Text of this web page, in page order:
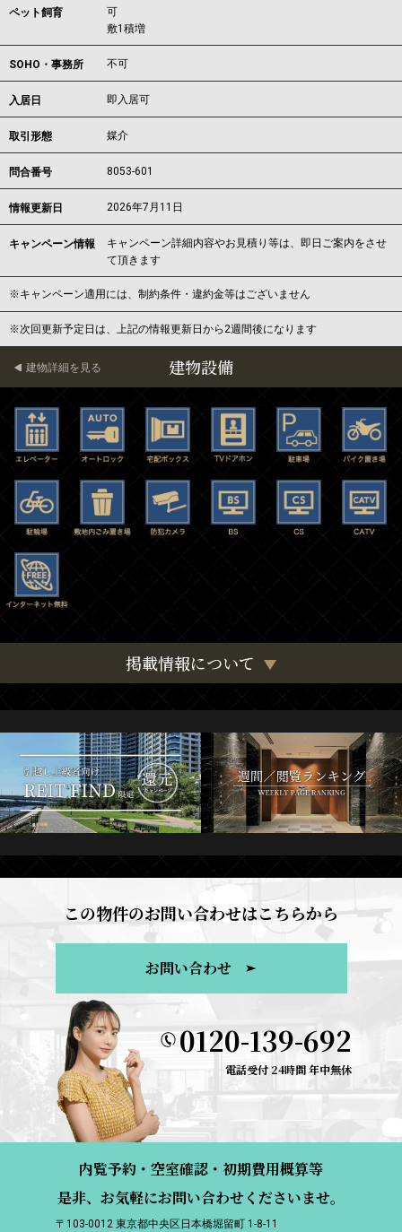
ペット飼育
可
敷1積増
SOHO・事務所 不可
入居日 即入居可
取引形態 媒介
問合番号 8053-601
情報更新日 2026年7月11日
キャンペーン情報
キャンペーン詳細内容やお見積り等は、即日ご案内をさせ
て頂きます
※キャンペーン適用には、制約条件・違約金等はございません
※次回更新予定日は、上記の情報更新日から2週間後になります
建物設備
建物詳細を見る
掲載情報について
この物件のお問い合わせはこちらから
お問い合わせ
0120-139-692
電話受付 24時間 年中無休
内覧予約・空室確認・初期費用概算等
是非、お気軽にお問い合わせくださいませ。
〒103-0012 東京都中央区日本橋堀留町 1-8-11